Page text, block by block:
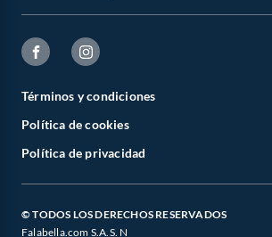
Términos y condiciones
Política de cookies
Política de privacidad
© TODOS LOS DERECHOS RESERVADOS
Falabella.com S.A.S. N